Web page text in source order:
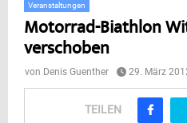
Veranstaltungen
Motorrad-Biathlon
verschoben
von Denis Guenther 29. März
TEILEN